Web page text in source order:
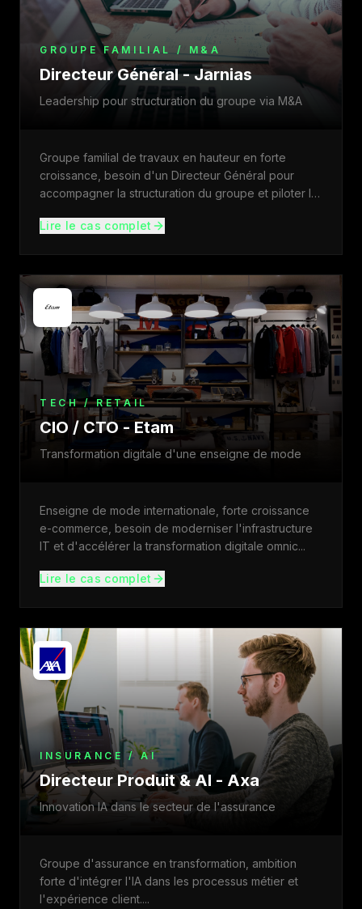
GROUPE FAMILIAL / M&A
Directeur Général - Jarnias
Leadership pour structuration du groupe via M&A
Groupe familial de travaux en hauteur en forte
croissance, besoin d'un Directeur Général pour
accompagner la structuration du groupe et piloter la
Lire le cas complet
TECH / RETAIL
CIO / CTO - Etam
Transformation digitale d'une enseigne de mode
Enseigne de mode internationale, forte croissance
e-commerce, besoin de moderniser l'infrastructure
IT et d'accélérer la transformation digitale omnic...
Lire le cas complet
INSURANCE / AI
Directeur Produit & AI - Axa
Innovation IA dans le secteur de l'assurance
Groupe d'assurance en transformation, ambition
forte d'intégrer l'IA dans les processus métier et
l'expérience client....